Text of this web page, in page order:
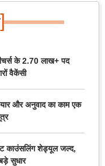
]
के 2.70 लाख+ पद
वैकेंसी
और अनुवाद का काम एक
काउंसलिंग शेड्यूल जल्द,
सुधार